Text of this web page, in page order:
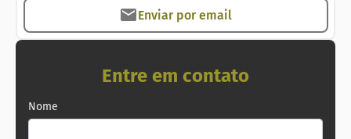
Enviar por email
Entre em contato
Nome